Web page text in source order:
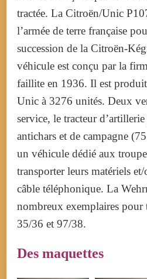
tractée. La Citroën/Unic
l’armée de terre française
succession de la Citroën-
véhicule est conçu par la
faillite en 1936. Il est
Unic à 3276 unités. Deux
service, le tracteur
antichars et de campagne
un véhicule dédié aux
transporter leurs matériels
câble téléphonique. La
nombreux exemplaires pour
35/36 et 97/38.
Des maquettes